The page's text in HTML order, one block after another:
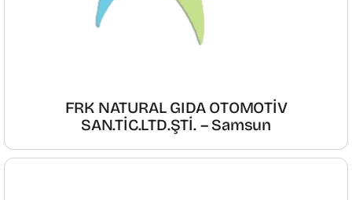
FRK NATURAL GIDA OTOMOTİV
SAN.TİC.LTD.ŞTİ. – Samsun